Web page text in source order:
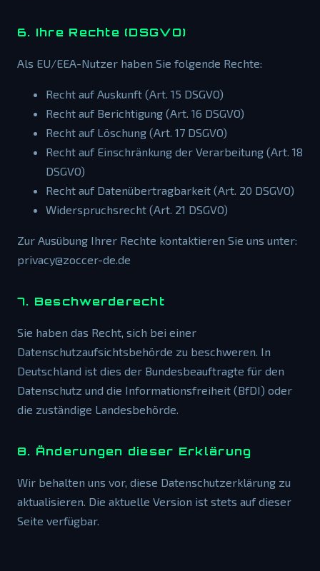
6. Ihre Rechte (DSGVO)
Als EU/EEA-Nutzer haben Sie folgende Rechte:
Recht auf Auskunft (Art. 15 DSGVO)
Recht auf Berichtigung (Art. 16 DSGVO)
Recht auf Löschung (Art. 17 DSGVO)
Recht auf Einschränkung der Verarbeitung (Art. 18
DSGVO)
Recht auf Datenübertragbarkeit (Art. 20 DSGVO)
Widerspruchsrecht (Art. 21 DSGVO)
Zur Ausübung Ihrer Rechte kontaktieren Sie uns unter:
privacy@zoccer-de.de
7. Beschwerderecht
Sie haben das Recht, sich bei einer
Datenschutzaufsichtsbehörde zu beschweren. In
Deutschland ist dies der Bundesbeauftragte für den
Datenschutz und die Informationsfreiheit (BfDI) oder
die zuständige Landesbehörde.
8. Änderungen dieser Erklärung
Wir behalten uns vor, diese Datenschutzerklärung zu
aktualisieren. Die aktuelle Version ist stets auf dieser
Seite verfügbar.